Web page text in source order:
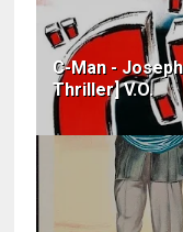
C-Man -
Thriller] V.O.